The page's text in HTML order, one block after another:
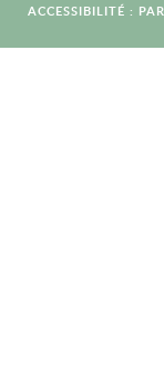
ACCESSIBILITÉ :